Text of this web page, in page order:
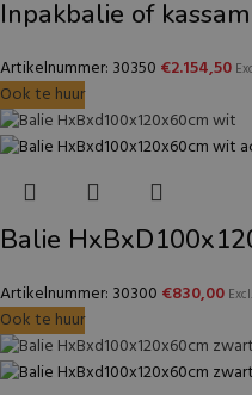
Inpakbalie of
Artikelnummer: 30350 €2.154,50
Ook te huur
Balie
Artikelnummer: 30300 €830,00
Ook te huur